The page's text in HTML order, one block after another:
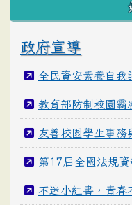
政府宣導
全民資安素養自我
教育部防制校園霸
友善校園學生事務
第17屆全國法規
不迷小紅書，青春